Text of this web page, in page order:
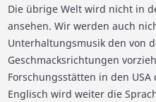
Die übrige Welt wird nicht in
ansehen. Wir werden auch
Unterhaltungsmusik den von
Geschmacksrichtungen
Forschungsstätten in den
Englisch wird weiter die